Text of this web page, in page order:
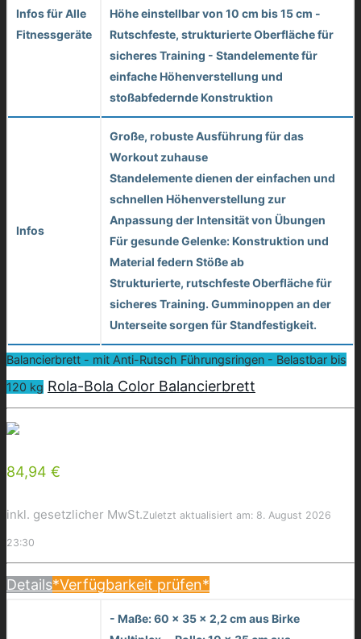
Infos für Alle
Fitnessgeräte
Höhe einstellbar von 10 cm bis 15 cm -
Rutschfeste, strukturierte Oberfläche für
sicheres Training - Standelemente für
einfache Höhenverstellung und
stoßabfedernde Konstruktion
Infos
Große, robuste Ausführung für das
Workout zuhause
Standelemente dienen der einfachen und
schnellen Höhenverstellung zur
Anpassung der Intensität von Übungen
Für gesunde Gelenke: Konstruktion und
Material federn Stöße ab
Strukturierte, rutschfeste Oberfläche für
sicheres Training. Gumminoppen an der
Unterseite sorgen für Standfestigkeit.
Balancierbrett - mit Anti-Rutsch Führungsringen - Belastbar bis
120 kg Rola-Bola Color Balancierbrett
84,94 €
inkl. gesetzlicher MwSt.Zuletzt aktualisiert am: 8. August 2026
23:30
Details*Verfügbarkeit prüfen*
- Maße: 60 x 35 x 2,2 cm aus Birke